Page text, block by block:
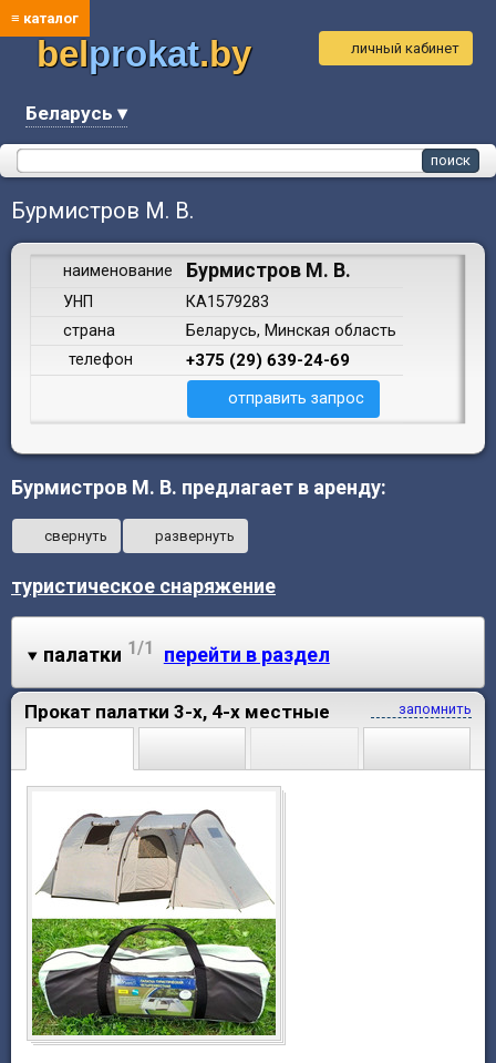
≡ каталог
belprokat.by
Беларусь ▾
личный кабинет
Бурмистров М. В.
наименование Бурмистров М. В.
УНП
КА1579283
страна
Беларусь, Минская область
телефон
+375 (29) 639-24-69
отправить запрос
Бурмистров М. В. предлагает в аренду:
свернуть развернуть
туристическое снаряжение
палатки 1/1 перейти в раздел
запомнить
Прокат палатки 3-х, 4-х местные